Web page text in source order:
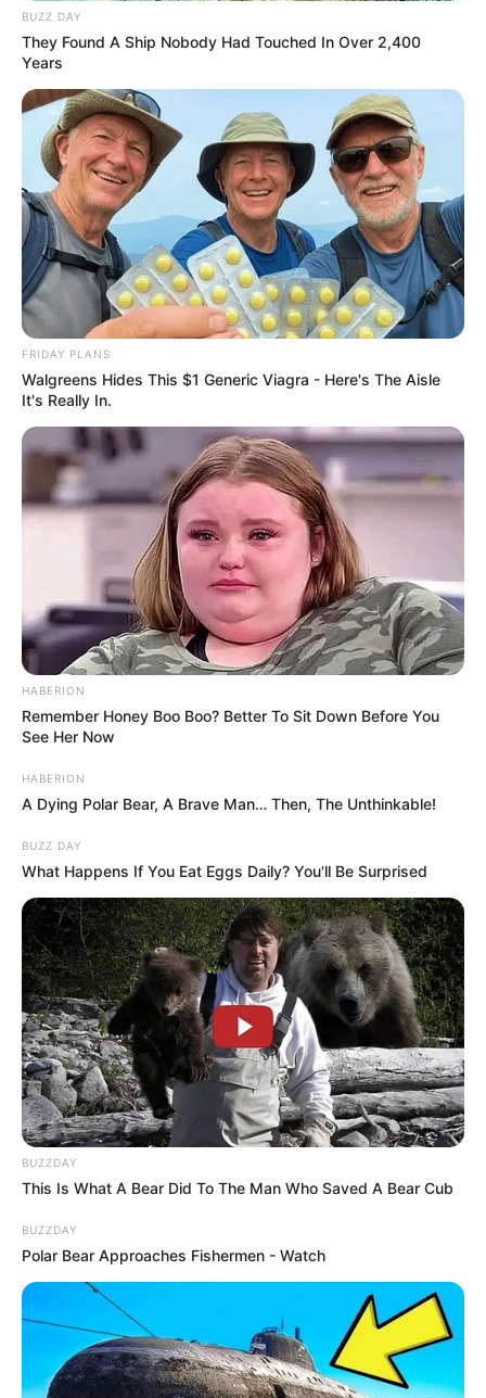
BUZZ DAY
They Found A Ship Nobody Had Touched In Over 2,400
Years
FRIDAY PLANS
Walgreens Hides This $1 Generic Viagra - Here's The Aisle
It's Really In.
HABERION
Remember Honey Boo Boo? Better To Sit Down Before You
See Her Now
HABERION
A Dying Polar Bear, A Brave Man… Then, The Unthinkable!
BUZZ DAY
What Happens If You Eat Eggs Daily? You'll Be Surprised
BUZZDAY
This Is What A Bear Did To The Man Who Saved A Bear Cub
BUZZDAY
Polar Bear Approaches Fishermen - Watch